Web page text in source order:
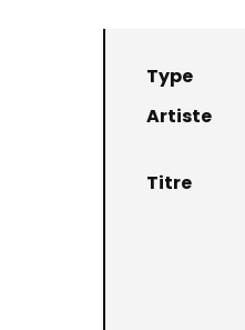
Type
Artiste
Titre